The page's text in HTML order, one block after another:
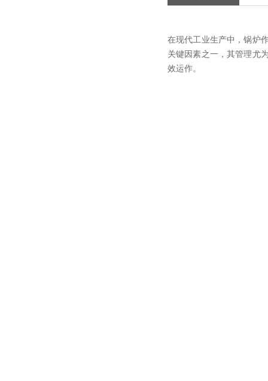
在现代工业生产中，锅炉
关键因素之一，其管理尤
效运作。